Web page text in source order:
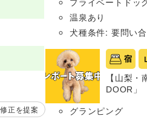
正を提案
温泉あり
犬種条件: 要問い
宿
【山梨
DOOR」
グランピング